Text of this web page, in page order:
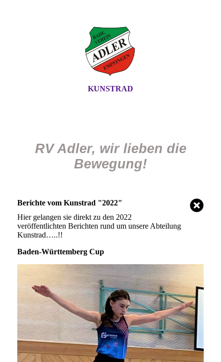
KUNSTRAD
RV Adler, wir lieben die
Bewegung!
Berichte vom Kunstrad "2022"
Hier gelangen sie direkt zu den 2022
veröffentlichten Berichten rund um unsere Abteilung
Kunstrad…..!!
Baden-Württemberg Cup